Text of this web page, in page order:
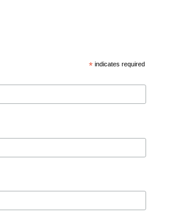
* indicates required